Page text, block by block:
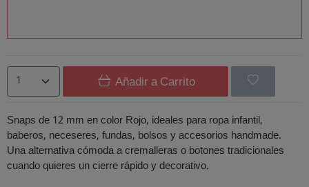
Añadir a Carrito
Snaps de 12 mm en color Rojo, ideales para ropa infantil,
baberos, neceseres, fundas, bolsos y accesorios handmade.
Una alternativa cómoda a cremalleras o botones tradicionales
cuando quieres un cierre rápido y decorativo.